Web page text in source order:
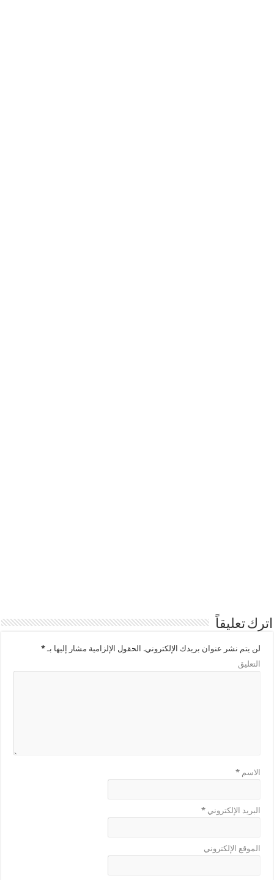
اترك تعليقاً
لن يتم نشر عنوان بريدك الإلكتروني. الحقول الإلزامية مشار إليها بـ*
التعليق
الاسم*
البريد الإلكتروني*
الموقع الإلكتروني